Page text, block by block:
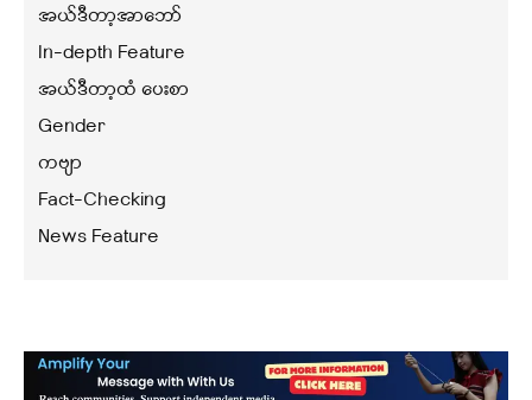
အယ်ဒီတာ့အာဘော်
In-depth Feature
အယ်ဒီတာ့ထံ ပေးစာ
Gender
ကဗျာ
Fact-Checking
News Feature